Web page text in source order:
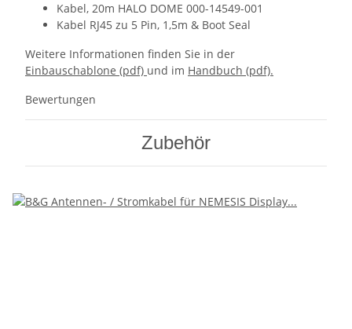
Kabel, 20m HALO DOME 000-14549-001
Kabel RJ45 zu 5 Pin, 1,5m & Boot Seal
Weitere Informationen finden Sie in der
Einbauschablone (pdf) und im Handbuch (pdf).
Bewertungen
Zubehör